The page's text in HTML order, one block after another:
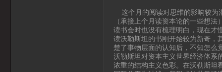
这个月的阅读对思维的影响较为
（承接上个月读资本论的一些想
读书会时也没有梳理明白，现在才
读沃勒斯坦的书刚开始较为新奇，
楚了事物层面的认知后，不知怎么
沃勒斯坦对资本主义世界经济体系
浓重的结构主义色彩。在沃勒斯坦